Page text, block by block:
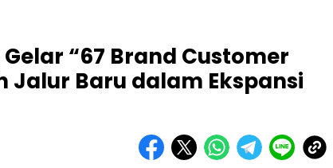
“67 Brand Customer
Jalur Baru dalam Ekspansi